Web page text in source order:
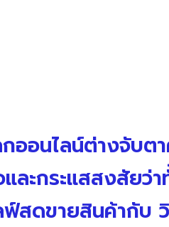
ออนไลน์ต่างจับ
ละกระแสสงสัย
ฟ์สดขายสินค้ากับ